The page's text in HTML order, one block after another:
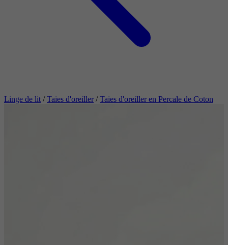
Linge de lit / Taies d'oreiller / Taies d'oreiller en Percale de Coton